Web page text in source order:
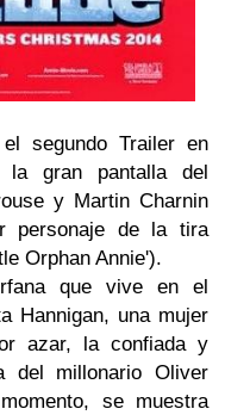
segundo Trailer en
la gran pantalla del
y Martin Charnin
personaje de la tira
Orphan Annie').
que vive en el
Hannigan, una mujer
azar, la confiada y
del millonario Oliver
se muestra